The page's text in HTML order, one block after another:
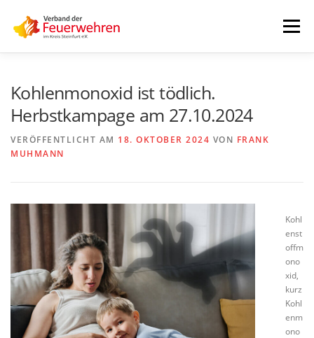
springen
Menü
Kohlenmonoxid ist tödlich.
Herbstkampage am 27.10.2024
VERÖFFENTLICHT AM 18. OKTOBER 2024 VON FRANK
MUHMANN
Kohl
enst
offm
ono
xid,
kurz
Kohl
enm
ono